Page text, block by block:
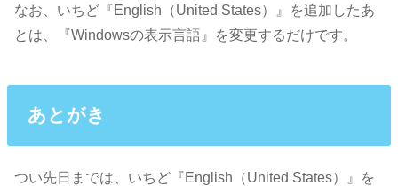
なお、いちど『English（United States）』を追加したあ
とは、『Windowsの表示言語』を変更するだけです。
あとがき
つい先日までは、いちど『English（United States）』を